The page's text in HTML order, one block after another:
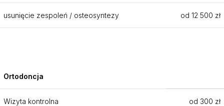
usunięcie zespoleń / osteosyntezy od 12 500 zł
Ortodoncja
Wizyta kontrolna od 300 zł